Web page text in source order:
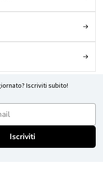
Iscriviti subito!
Iscriviti